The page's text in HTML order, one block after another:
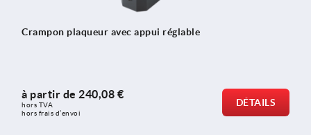
Crampon plaqueur avec appui réglable
à partir de 240,08 €
hors TVA
hors frais d’envoi
DÉTAILS